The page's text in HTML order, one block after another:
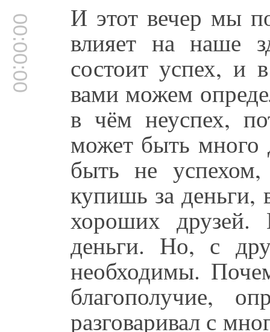
00:00:00 И этот вечер мы
влияет на наше
состоит успех, и
вами можем
в чём неуспех,
может быть много
быть не
купишь за деньги,
хороших
деньги. Но, с
необходимы.
благополучие,
разговаривал с